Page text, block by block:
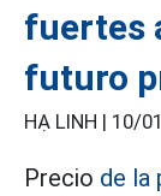
fuertes
futuro
HẠ LINH | 10/
Precio de la